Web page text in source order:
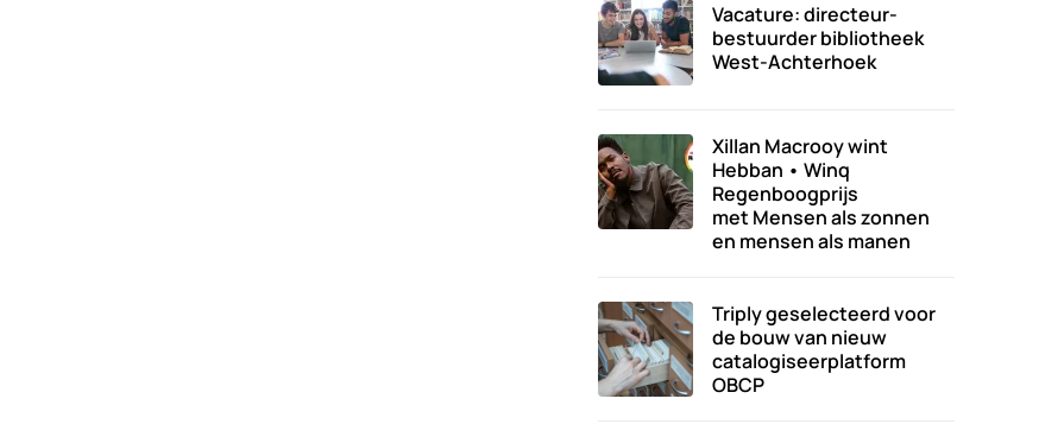
Vacature: directeur-
bestuurder bibliotheek
West-Achterhoek
Xillan Macrooy wint
Hebban • Winq
Regenboogprijs
met Mensen als zonnen
en mensen als manen
Triply geselecteerd voor
de bouw van nieuw
catalogiseerplatform
OBCP